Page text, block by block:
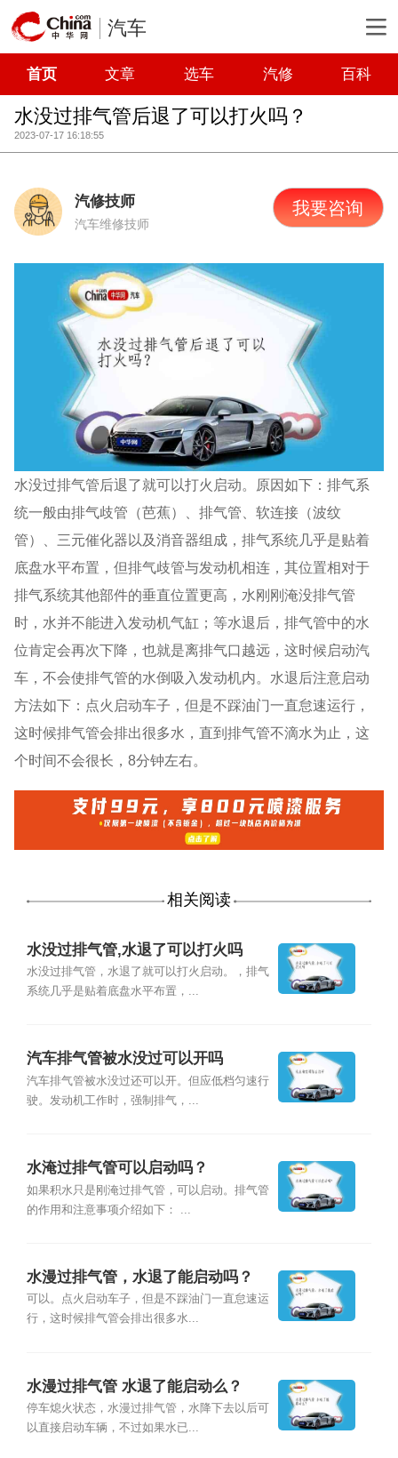
汽车
首页 文章 选车 汽修 百科
水没过排气管后退了可以打火吗？
2023-07-17 16:18:55
汽修技师
汽车维修技师
我要咨询
水没过排气管后退了就可以打火启动。原因如下：排气系
统一般由排气歧管（芭蕉）、排气管、软连接（波纹
管）、三元催化器以及消音器组成，排气系统几乎是贴着
底盘水平布置，但排气歧管与发动机相连，其位置相对于
排气系统其他部件的垂直位置更高，水刚刚淹没排气管
时，水并不能进入发动机气缸；等水退后，排气管中的水
位肯定会再次下降，也就是离排气口越远，这时候启动汽
车，不会使排气管的水倒吸入发动机内。水退后注意启动
方法如下：点火启动车子，但是不踩油门一直怠速运行，
这时候排气管会排出很多水，直到排气管不滴水为止，这
个时间不会很长，8分钟左右。
相关阅读
水没过排气管,水退了可以打火吗
水没过排气管，水退了就可以打火启动。，排气
系统几乎是贴着底盘水平布置，...
汽车排气管被水没过可以开吗
汽车排气管被水没过还可以开。但应低档匀速行
驶。发动机工作时，强制排气，...
水淹过排气管可以启动吗？
如果积水只是刚淹过排气管，可以启动。排气管
的作用和注意事项介绍如下： ...
水漫过排气管，水退了能启动吗？
可以。点火启动车子，但是不踩油门一直怠速运
行，这时候排气管会排出很多水...
水漫过排气管 水退了能启动么？
停车熄火状态，水漫过排气管，水降下去以后可
以直接启动车辆，不过如果水已...